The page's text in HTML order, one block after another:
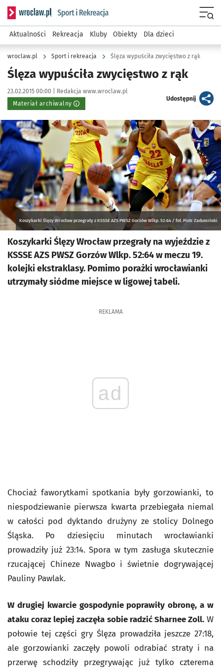
Serwis informacyjny wroclaw.pl podserwis: Sport i rekreacja
Aktualności Rekreacja Kluby Obiekty Dla dzieci
wroclaw.pl Sport i rekreacja Ślęza wypuściła zwycięstwo z rąk
Ślęza wypuściła zwycięstwo z rąk
Data publikacji:
23.02.2015 00:00 | Autor:
Redakcja www.wroclaw.pl
Materiał archiwalny
Udostępnijartykuł
Kliknij, aby powiększyć
Koszykarki Ślęzy Wrocław przegrały z KSSSE AZS PWSZ Gorzów Wlkp. 52:64 / fot. Piotr Zadumiński
Koszykarki Ślęzy Wrocław przegrały na wyjeździe z
KSSSE AZS PWSZ Gorzów Wlkp. 52:64 w meczu 19.
kolejki ekstraklasy. Pomimo porażki wrocławianki
utrzymały siódme miejsce w ligowej tabeli.
REKLAMA
ad
Chociaż faworytkami spotkania były gorzowianki, to
niespodziewanie pierwsza kwarta przebiegała niemal
w całości pod dyktando drużyny ze stolicy Dolnego
Śląska. Po dziesięciu minutach wrocławianki
prowadziły już 23:14. Spora w tym zasługa skutecznie
rzucającej Chineze Nwagbo i świetnie dogrywającej
Pauliny Pawlak.
W drugiej kwarcie gospodynie poprawiły obronę, a w
ataku coraz lepiej zaczęła sobie radzić Sharnee Zoll.W
połowie tej części gry Ślęza prowadziła jeszcze 27:18,
ale gorzowianki zaczęły powoli odrabiać straty i na
przerwę schodziły przegrywając już tylko czterema